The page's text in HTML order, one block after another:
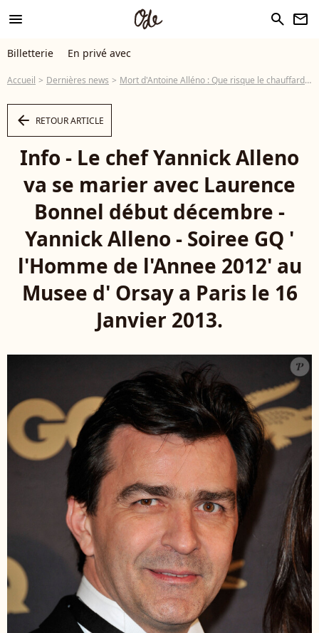
menu search newsletter
Billetterie En privé avec
Accueil Dernières news Mort d'Antoine Alléno : Que risque le chauffard qui a tué le fils du chef ?
arrow_left RETOUR ARTICLE
Info - Le chef Yannick Alleno
va se marier avec Laurence
Bonnel début décembre -
Yannick Alleno - Soiree GQ '
l'Homme de l'Annee 2012' au
Musee d' Orsay a Paris le 16
Janvier 2013.